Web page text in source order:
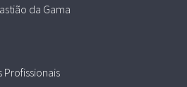
da Gama
Profissionais